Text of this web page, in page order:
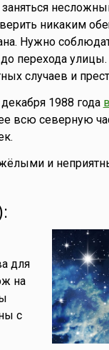
заняться
никаким
Нужно
перехода улицы.
случаев и
1988 года
всю северную
и
для
на
с